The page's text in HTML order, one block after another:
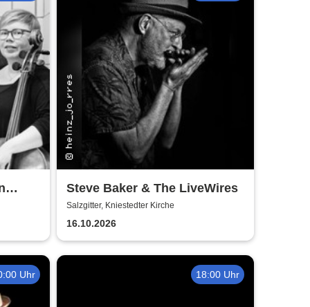
Steve Baker & The LiveWires
Salzgitter, Kniestedter Kirche
16.10.2026
Uhr 18:00 Uhr